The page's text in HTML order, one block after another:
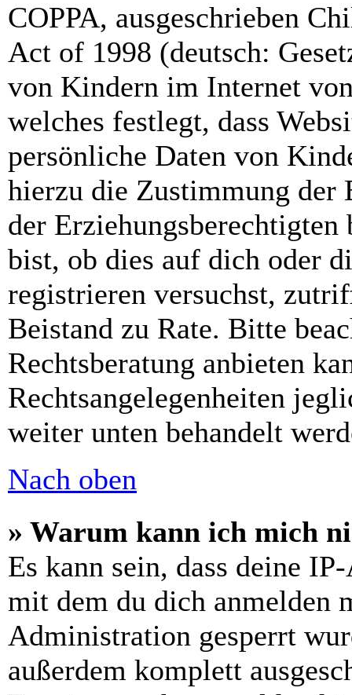
COPPA, ausgeschrieben
Act of 1998 (deutsch:
von Kindern im Internet
welches festlegt, dass
persönliche Daten von
hierzu die Zustimmung der
der
bist, ob dies auf dich oder
registrieren versuchst,
Beistand zu Rate. Bitte
Rechtsberatung anbieten
Rechtsangelegenheiten
weiter unten behandelt
Nach oben
» Warum kann ich mich
Es kann sein, dass deine
mit dem du dich anmelden
Administration gesperrt
außerdem komplett